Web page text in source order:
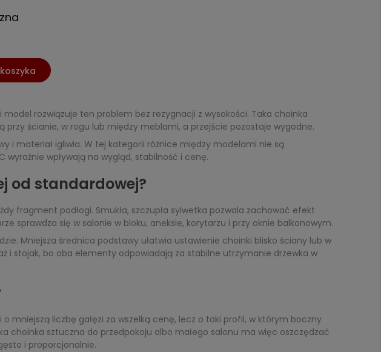
model rozwiązuje ten problem bez rezygnacji z wysokości. Taka choinka
ścianie, w rogu lub między meblami, a przejście pozostaje wygodne.
i materiał igliwia. W tej kategorii różnice między modelami nie są
wyraźnie wpływają na wygląd, stabilność i cenę.
od standardowej?
fragment podłogi. Smukła, szczupła sylwetka pozwala zachować efekt
sprawdza się w salonie w bloku, aneksie, korytarzu i przy oknie balkonowym.
Mniejsza średnica podstawy ułatwia ustawienie choinki blisko ściany lub w
i stojak, bo oba elementy odpowiadają za stabilne utrzymanie drzewka w
mniejszą liczbę gałęzi za wszelką cenę, lecz o taki profil, w którym boczny
choinka sztuczna do przedpokoju albo małego salonu ma więc oszczędzać
i proporcjonalnie.